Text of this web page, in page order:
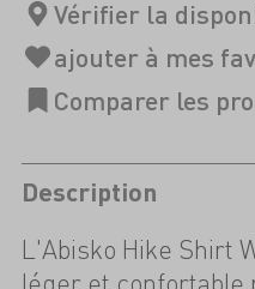
Description
L'Abisko Hike Shirt
léger et confortable